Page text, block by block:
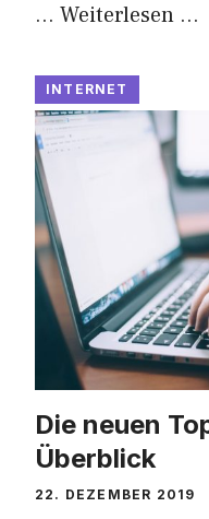
… Weiterlesen …
INTERNET
Die neuen
Überblick
22. DEZEMBER 2019